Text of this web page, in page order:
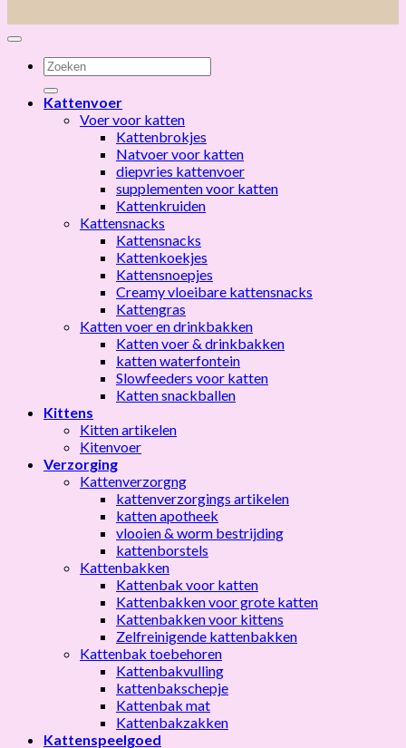
Zoeken
naar:
Kattenvoer
Voer voor katten
Kattenbrokjes
Natvoer voor katten
diepvries kattenvoer
supplementen voor katten
Kattenkruiden
Kattensnacks
Kattensnacks
Kattenkoekjes
Kattensnoepjes
Creamy vloeibare kattensnacks
Kattengras
Katten voer en drinkbakken
Katten voer & drinkbakken
katten waterfontein
Slowfeeders voor katten
Katten snackballen
Kittens
Kitten artikelen
Kitenvoer
Verzorging
Kattenverzorgng
kattenverzorgings artikelen
katten apotheek
vlooien & worm bestrijding
kattenborstels
Kattenbakken
Kattenbak voor katten
Kattenbakken voor grote katten
Kattenbakken voor kittens
Zelfreinigende kattenbakken
Kattenbak toebehoren
Kattenbakvulling
kattenbakschepje
Kattenbak mat
Kattenbakzakken
Kattenspeelgoed